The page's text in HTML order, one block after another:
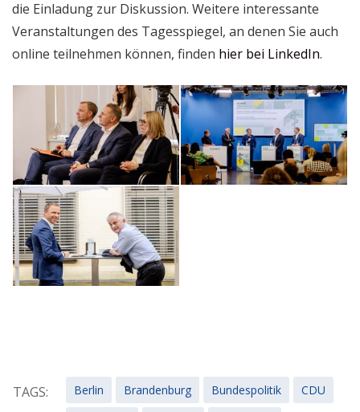
die Einladung zur Diskussion. Weitere interessante
Veranstaltungen des Tagesspiegel, an denen Sie auch
online teilnehmen können, finden hier bei LinkedIn.
TAGS: Berlin Brandenburg Bundespolitik
CDU